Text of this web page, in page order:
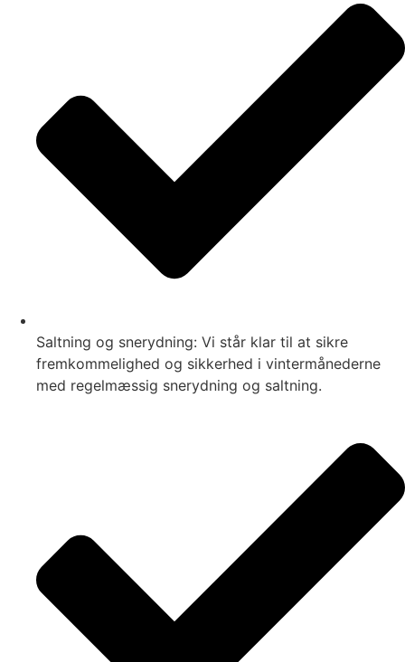
Saltning og snerydning: Vi står klar til at sikre
fremkommelighed og sikkerhed i vintermånederne
med regelmæssig snerydning og saltning.